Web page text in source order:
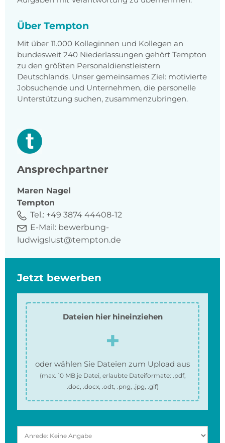
Über Tempton
Mit über 11.000 Kolleginnen und Kollegen an
bundesweit 240 Niederlassungen gehört Tempton
zu den größten Personaldienstleistern
Deutschlands. Unser gemeinsames Ziel: motivierte
Jobsuchende und Unternehmen, die personelle
Unterstützung suchen, zusammenzubringen.
Ansprechpartner
Maren Nagel
Tempton
Tel.: +49 3874 44408-12
E-Mail: bewerbung-
ludwigslust@tempton.de
Jetzt bewerben
Dateien hier hineinziehen
oder wählen Sie Dateien zum Upload aus
(max. 10 MBje Datei, erlaubte Dateiformate: .pdf,
.doc, .docx, .odt, .png, .jpg, .gif)